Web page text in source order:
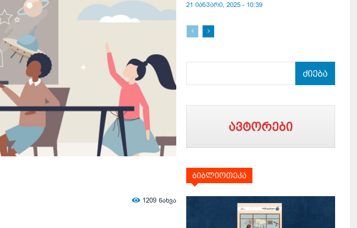
1209 ნახვა
21 იანვარი, 2025 - 10:39
ძიება
ავტორები
ბიბლიოთეკა